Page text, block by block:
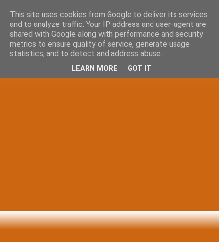
This site uses cookies from Google to deliver its services
and to analyze traffic. Your IP address and user-agent are
shared with Google along with performance and security
metrics to ensure quality of service, generate usage
statistics, and to detect and address abuse.
LEARN MORE GOT IT